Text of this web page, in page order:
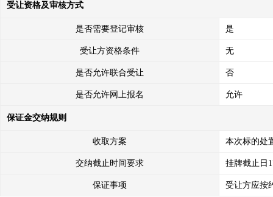
受让资格及审核方式
是否需要登记审核 是
受让方资格条件 无
是否允许联合受让 否
是否允许网上报名 允许
保证金交纳规则
收取方案 本次标的处
交纳截止时间要求 挂牌截止日
保证事项 受让方应按